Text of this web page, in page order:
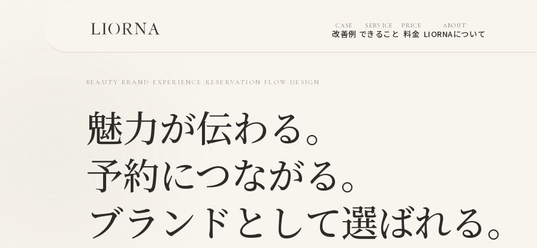
CASE
改善例
SERVICE
できること
PRICE
料金
ABOUT
LIORNAについて
BEAUTY BRAND EXPERIENCE RESERVATION FLOW DESIGN
魅力が伝わる。
予約につながる。
ブランドとして選ばれる。